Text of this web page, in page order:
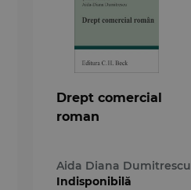
Drept comercial
roman
Aida Diana Dumitrescu
Indisponibilă